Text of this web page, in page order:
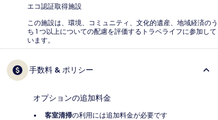
エコ認証取得施設
この施設は、環境、コミュニティ、文化的遺産、地域経済のう
ち 1 つ以上についての配慮を評価するトラベライフに参加して
います。
手数料 & ポリシー
オプションの追加料金
客室清掃の利用には追加料金が必要です